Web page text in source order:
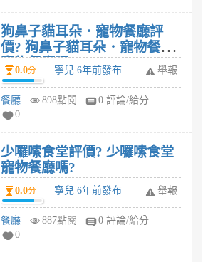
狗鼻子貓耳朵．寵物餐廳評
價? 狗鼻子貓耳朵．寵物餐廳
寵物餐廳嗎?
0.0分 寧兒 6年前發布 舉報
餐廳 898點閱
0 評論/給分
0
少囉嗦食堂評價? 少囉嗦食堂
寵物餐廳嗎?
0.0分 寧兒 6年前發布 舉報
餐廳 887點閱
0 評論/給分
0